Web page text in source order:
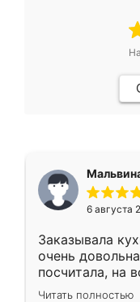
6 августа
Заказывала
очень
посчитала, на
Замерщик
Читать полностью